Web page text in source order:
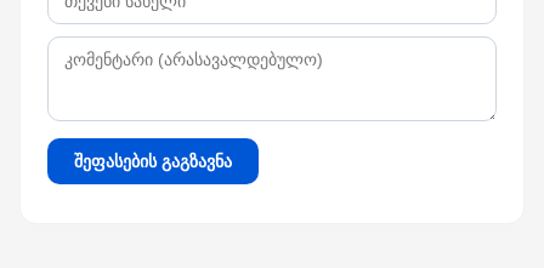
შეფასების გაგზავნა